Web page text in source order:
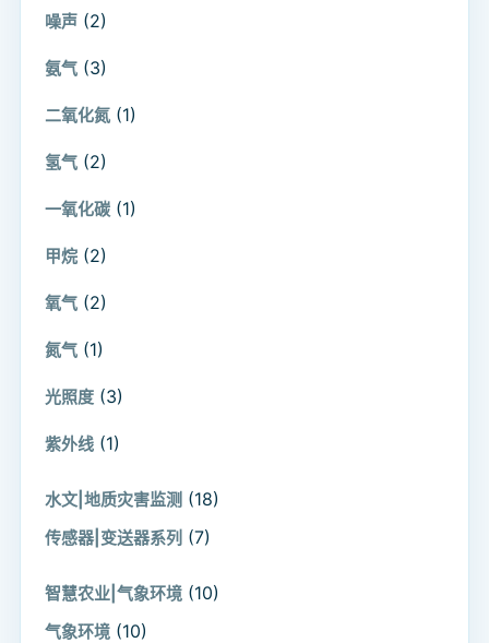
噪声 (2)
氨气 (3)
二氧化氮 (1)
氢气 (2)
一氧化碳 (1)
甲烷 (2)
氧气 (2)
氮气 (1)
光照度 (3)
紫外线 (1)
水文|地质灾害监测 (18)
传感器|变送器系列 (7)
智慧农业|气象环境 (10)
气象环境 (10)